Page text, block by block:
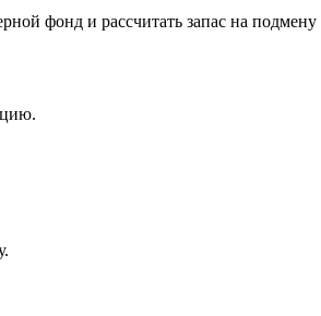
фонд и рассчитать запас на подмену